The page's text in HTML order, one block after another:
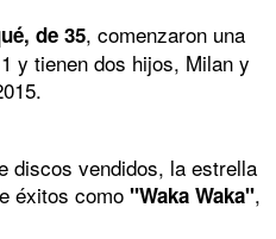
de 35, comenzaron una
y tienen dos hijos, Milan y
discos vendidos, la estrella
éxitos como "Waka Waka",